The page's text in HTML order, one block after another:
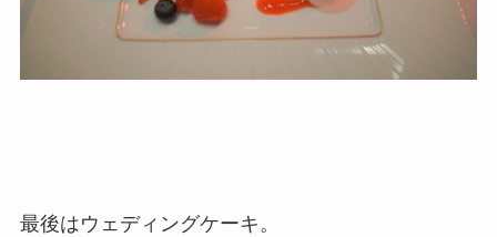
最後はウェディングケーキ。